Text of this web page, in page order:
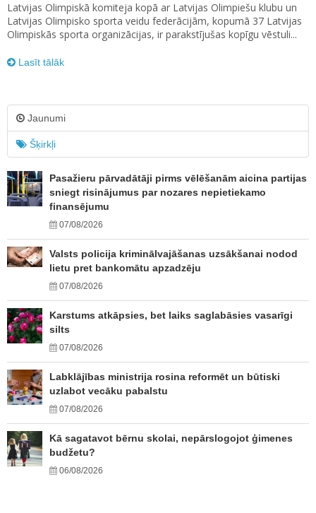
Latvijas Olimpiskā komiteja kopā ar Latvijas Olimpiešu klubu un
Latvijas Olimpisko sporta veidu federācijām, kopumā 37 Latvijas
Olimpiskās sporta organizācijas, ir parakstījušas kopīgu vēstuli...
Lasīt tālāk
Jaunumi
Šķirkļi
Pasažieru pārvadātāji pirms vēlēšanām aicina partijas
sniegt risinājumus par nozares nepietiekamo
finansējumu
07/08/2026
Valsts policija kriminālvajāšanas uzsākšanai nodod
lietu pret bankomātu apzadzēju
07/08/2026
Karstums atkāpsies, bet laiks saglabāsies vasarīgi
silts
07/08/2026
Labklājības ministrija rosina reformēt un būtiski
uzlabot vecāku pabalstu
07/08/2026
Kā sagatavot bērnu skolai, nepārslogojot ģimenes
budžetu?
06/08/2026